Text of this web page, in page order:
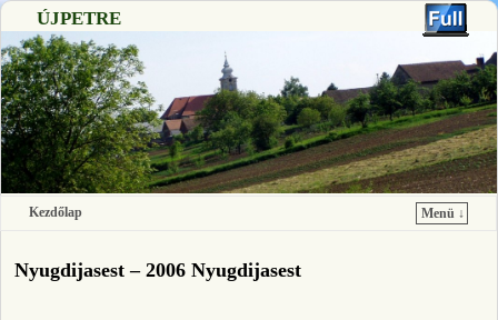
ÚJPETRE
Kezdőlap
Menü ↓
Nyugdijasest – 2006 Nyugdijasest